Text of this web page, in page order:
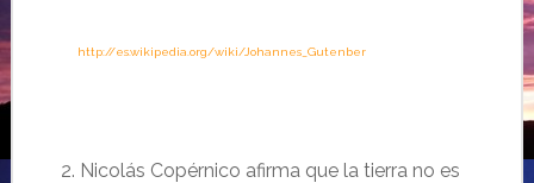
http://es.wikipedia.org/wiki/Johannes_Gutenber
2. Nicolás Copérnico afirma que la tierra no es